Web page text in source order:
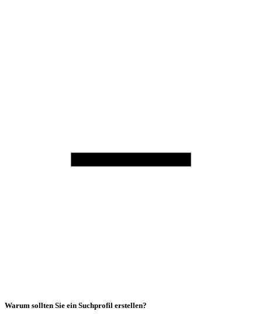
Warum sollten Sie ein Suchprofil erstellen?